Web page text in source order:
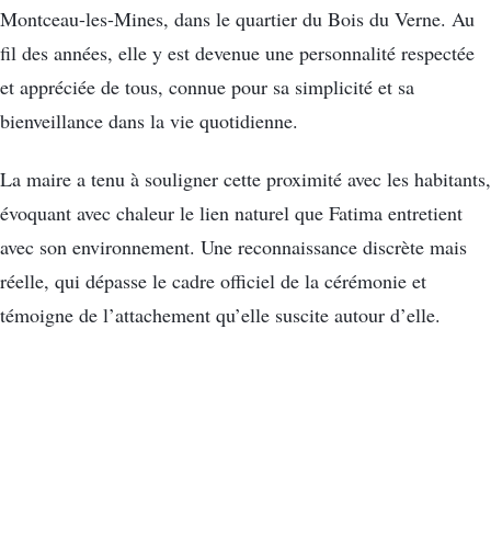
Montceau-les-Mines, dans le quartier du Bois du Verne. Au
fil des années, elle y est devenue une personnalité respectée
et appréciée de tous, connue pour sa simplicité et sa
bienveillance dans la vie quotidienne.
La maire a tenu à souligner cette proximité avec les habitants,
évoquant avec chaleur le lien naturel que Fatima entretient
avec son environnement. Une reconnaissance discrète mais
réelle, qui dépasse le cadre officiel de la cérémonie et
témoigne de l’attachement qu’elle suscite autour d’elle.